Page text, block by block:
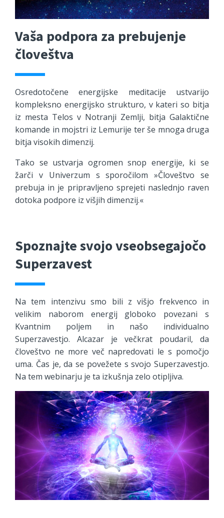
Vaša podpora za prebujenje
človeštva
Osredotočene energijske meditacije ustvarijo
kompleksno energijsko strukturo, v kateri so bitja
iz mesta Telos v Notranji Zemlji, bitja Galaktične
komande in mojstri iz Lemurije ter še mnoga druga
bitja visokih dimenzij.
Tako se ustvarja ogromen snop energije, ki se
žarči v Univerzum s sporočilom »Človeštvo se
prebuja in je pripravljeno sprejeti naslednjo raven
dotoka podpore iz višjih dimenzij.«
Spoznajte svojo vseobsegajočo
Superzavest
Na tem intenzivu smo bili z višjo frekvenco in
velikim naborom energij globoko povezani s
Kvantnim poljem in našo individualno
Superzavestjo. Alcazar je večkrat poudaril, da
človeštvo ne more več napredovati le s pomočjo
uma. Čas je, da se povežete s svojo Superzavestjo.
Na tem webinarju je ta izkušnja zelo otipljiva.